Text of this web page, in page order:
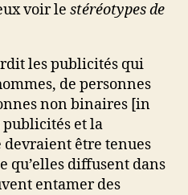
voir le stéréotypes de
les publicités qui
de personnes
non binaires [in
publicités et la
être tenues
qu’elles diffusent dans
entamer des